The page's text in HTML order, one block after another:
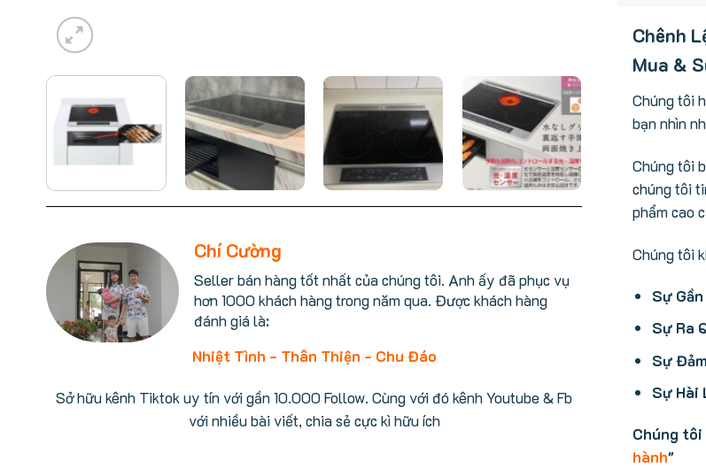
Chí Cường
Seller bán hàng tốt nhất của chúng tôi. Anh ấy đã phục vụ
hơn 1000 khách hàng trong năm qua. Được khách hàng
đánh giá là:
Nhiệt Tình - Thân Thiện - Chu Đáo
Sở hữu kênh Tiktok uy tín với gần 10.000 Follow. Cùng với đó kênh Youtube & Fb
với nhiều bài viết, chia sẻ cực kì hữu ích
Chênh
Mua &
Chúng tôi
bạn nhìn
Chúng tôi
chúng tôi
phẩm cao
Chúng tôi
Sự Gần
Sự Ra
Sự
Sự Hài
Chúng tôi
hành"